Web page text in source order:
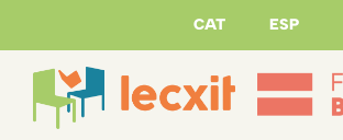
CAT ESP